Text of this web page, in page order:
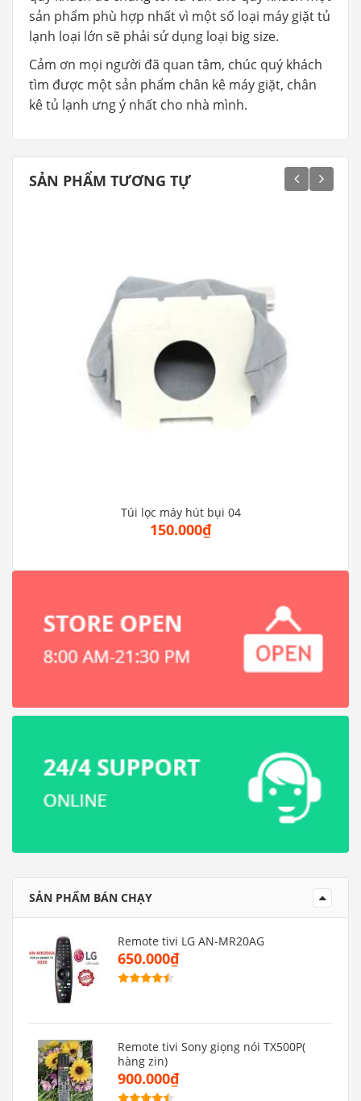
sản phẩm phù hợp nhất vì một số loại máy giặt tủ
lạnh loại lớn sẽ phải sử dụng loại big size.
Cảm ơn mọi người đã quan tâm, chúc quý khách
tìm được một sản phẩm chân kê máy giặt, chân
kê tủ lạnh ưng ý nhất cho nhà mình.
SẢN PHẨM TƯƠNG TỰ
Túi lọc máy hút bụi 04
150.000₫
SẢN PHẨM BÁN CHẠY
Remote tivi LG AN-MR20AG
650.000₫
Remote tivi Sony giọng nói TX500P(
hàng zin)
900.000₫